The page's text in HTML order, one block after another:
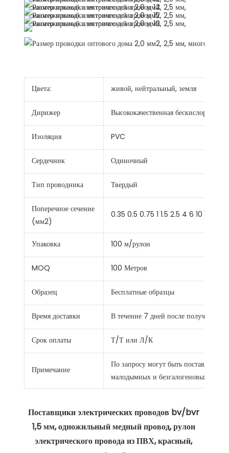
Цвета: живой, нейтральный, земля
Дирижер Высококачественная бескислородная
Изоляция PVC
Сердечник Одиночный
Тип проводника Твердый
Поперечное сечение
(мм2)
0.35 0.5 0.75 1 1.5 2.5 4 6 10 16 25
Упаковка 100 м/рулон
MOQ 100 Метров
Образец Бесплатные образцы
Время доставки В течение 7 дней после получения
Срок оплаты Т/Т или Л/К
Примечание
По запросу могут быть поставлены
малодымных и безгалогеновых, а
Поставщики электрических проводов bv/bvr
1,5 мм, одножильный медный провод, рулон
электрического провода из ПВХ, красный,